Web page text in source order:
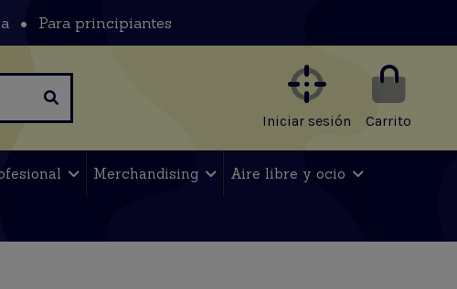
Para principiantes
Iniciar sesión Carrito
Merchandising Aire libre y ocio